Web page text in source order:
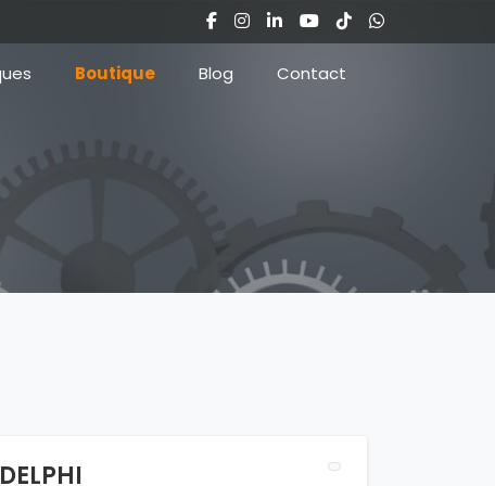
Boutique Blog Contact